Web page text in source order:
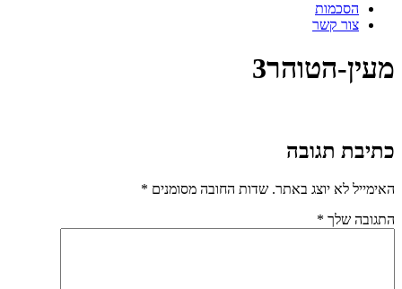
הסכמות
צור קשר
מעין-הטוהר3
כתיבת תגובה
האימייל לא יוצג באתר. שדות החובה מסומנים *
התגובה שלך *